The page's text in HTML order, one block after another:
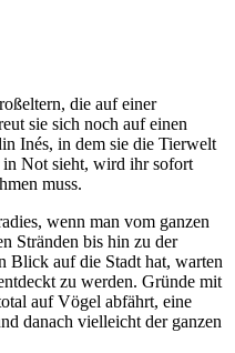
die auf einer
sie sich noch auf einen
Inés, in dem sie die Tierwelt
in Not sieht, wird ihr sofort
muss.
wenn man vom ganzen
Stränden bis hin zu der
Blick auf die Stadt hat, warten
zu werden. Gründe mit
auf Vögel abfährt, eine
danach vielleicht der ganzen